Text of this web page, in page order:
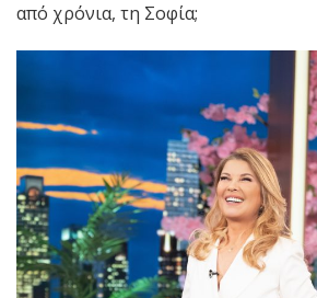
από χρόνια, τη Σοφία;